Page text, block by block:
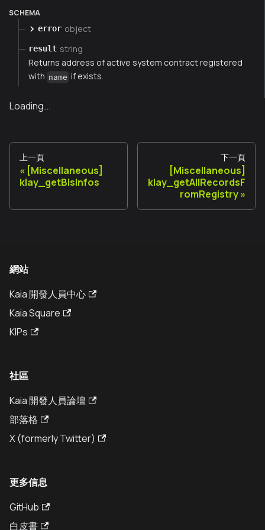
SCHEMA
error object
result string
Returns address of active system contract registered
with name if exists.
Loading...
上一頁
[Miscellaneous]
klay_getBlsInfos
下一頁
[Miscellaneous]
klay_getAllRecordsF
romRegistry
網站
Kaia 開發人員中心
Kaia Square
KIPs
社區
Kaia 開發人員論壇
部落格
X (formerly Twitter)
更多信息
GitHub
白皮書